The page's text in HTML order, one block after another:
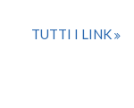
TUTTI I LINK